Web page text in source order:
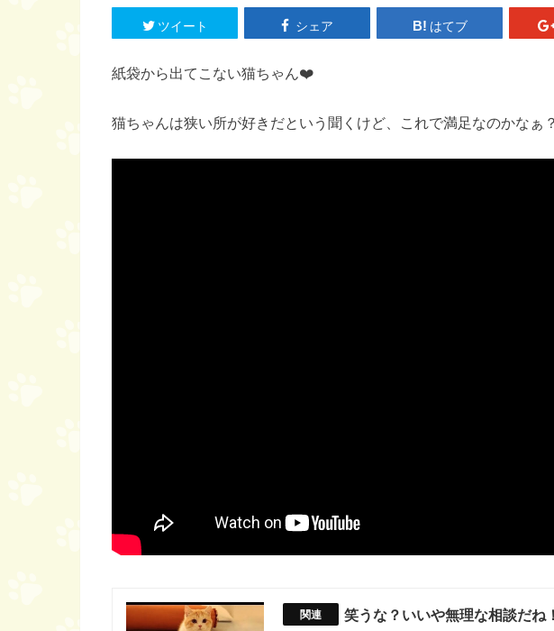
ツイート シェア はてブ
紙袋から出てこない猫ちゃん❤️
猫ちゃんは狭い所が好きだという聞くけど、これで満足なのかなぁ
笑うな？いいや無理な相談だね